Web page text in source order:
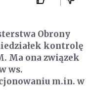
Obrony
kontrolę
Ma ona związek
ws.
m.in. w